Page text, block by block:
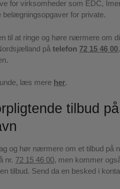
for virksomheder som EDC,
belægningsopgaver for private.
til at ringe og høre nærmere om
på telefon 72 15 46 00
læs mere her.
tilbud
og hør nærmere om et tilbud på
nr. 72 15 46 00, men kommer
tilbud. Send da en besked i